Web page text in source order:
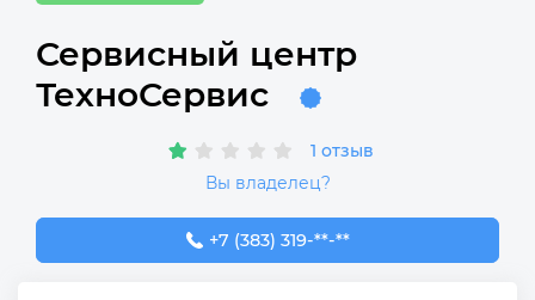
Сервисный центр
ТехноСервис
1 отзыв
Вы владелец?
+7 (383) 319-65-25
+7 (383) 319-**-**